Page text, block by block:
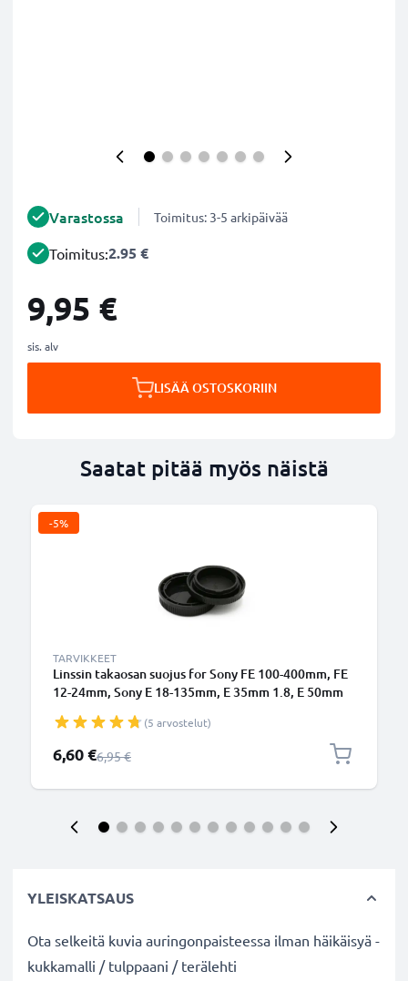
Varastossa Toimitus: 3-5 arkipäivää
Toimitus:2.95 €
9,95 €
sis. alv
LISÄÄ OSTOSKORIIN
Saatat pitää myös näistä
-5%
TARVIKKEET
Linssin takaosan suojus for Sony FE 100-400mm, FE
12-24mm, Sony E 18-135mm, E 35mm 1.8, E 50mm
3.5-5.6 (ALC-R1EM), Bajonettikiinnitys Suojus, Kansi
Sony E-Mount
(5 arvostelut)
Erikoishinta
6,60 €Normaali hinta
6,95 €
YLEISKATSAUS
Ota selkeitä kuvia auringonpaisteessa ilman häikäisyä -
kukkamalli / tulppaani / terälehti